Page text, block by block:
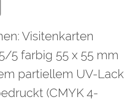
cm
als Volltonfarbe (100% Magenta)
stehen, voll deckend sein (kein Raster!)
mindestens 1 Punkt haben.
Offsetdruck hergestellt.
Visitenkarten
5 farbig 55 x 55 mm
partiellem UV-Lack
(CMYK 4-